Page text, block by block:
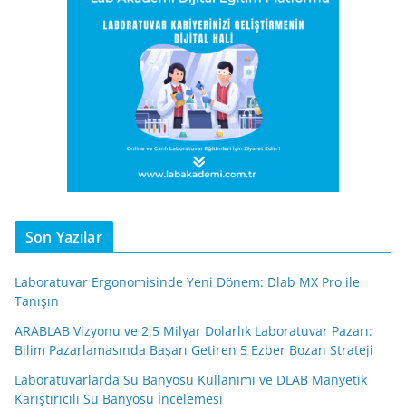
Son Yazılar
Laboratuvar Ergonomisinde Yeni Dönem: Dlab MX Pro ile
Tanışın
ARABLAB Vizyonu ve 2,5 Milyar Dolarlık Laboratuvar Pazarı:
Bilim Pazarlamasında Başarı Getiren 5 Ezber Bozan Strateji
Laboratuvarlarda Su Banyosu Kullanımı ve DLAB Manyetik
Karıştırıcılı Su Banyosu İncelemesi